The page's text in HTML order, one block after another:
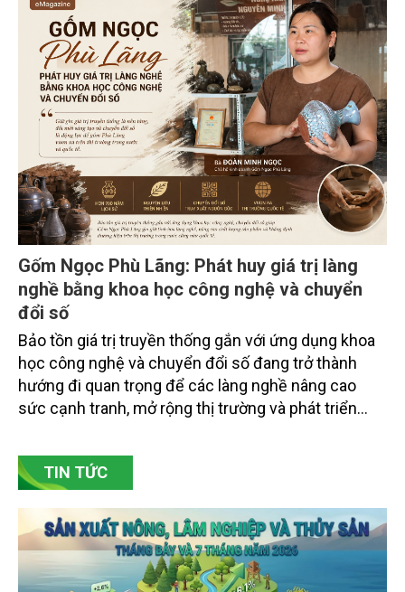
tỉnh Lai Châu tổ chức ngày 10/7/2026. Hội thảo thu
hút sự tham gia của hơn 100 đại biểu là lãnh đạo
các đơn vị thuộc Bộ Nông nghiệp và Môi trường,
chuyên gia, nhà khoa học, Sở Nông nghiệp và Môi
trường tỉnh Lai Châu và đại diện các cơ quan đơn vị
doanh nghiệp ở các tỉnh miền núi phía Bắc.
Gốm Ngọc Phù Lãng: Phát huy giá trị làng
nghề bằng khoa học công nghệ và chuyển
đổi số
Bảo tồn giá trị truyền thống gắn với ứng dụng khoa
học công nghệ và chuyển đổi số đang trở thành
hướng đi quan trọng để các làng nghề nâng cao
sức cạnh tranh, mở rộng thị trường và phát triển
Bắc Ninh, nhiều nghệ nhân và cơ sở sản xuất đã
chủ động đổi mới tư duy, đầu tư công nghệ, xây
TIN TỨC